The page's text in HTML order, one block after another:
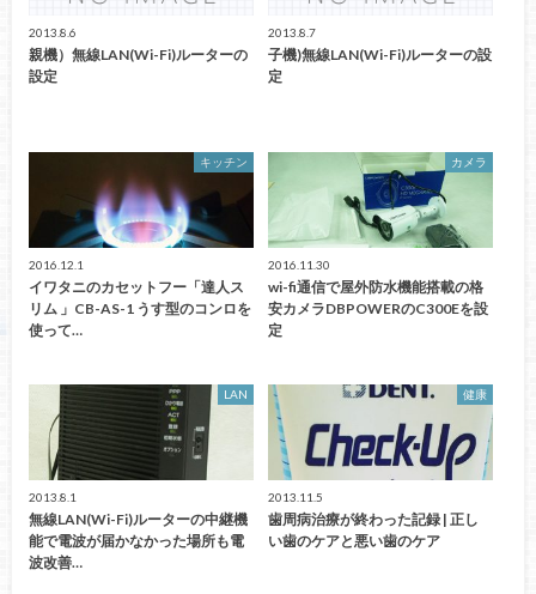
2013.8.6
親機）無線LAN(Wi-Fi)ルーターの
設定
2013.8.7
子機)無線LAN(Wi-Fi)ルーターの設
定
キッチン
2016.12.1
イワタニのカセットフー「達人ス
リム 」CB-AS-1 うす型のコンロを
使って…
カメラ
2016.11.30
wi-fi通信で屋外防水機能搭載の格
安カメラDBPOWERのC300Eを設
定
LAN
2013.8.1
無線LAN(Wi-Fi)ルーターの中継機
能で電波が届かなかった場所も電
波改善…
健康
2013.11.5
歯周病治療が終わった記録 | 正し
い歯のケアと悪い歯のケア